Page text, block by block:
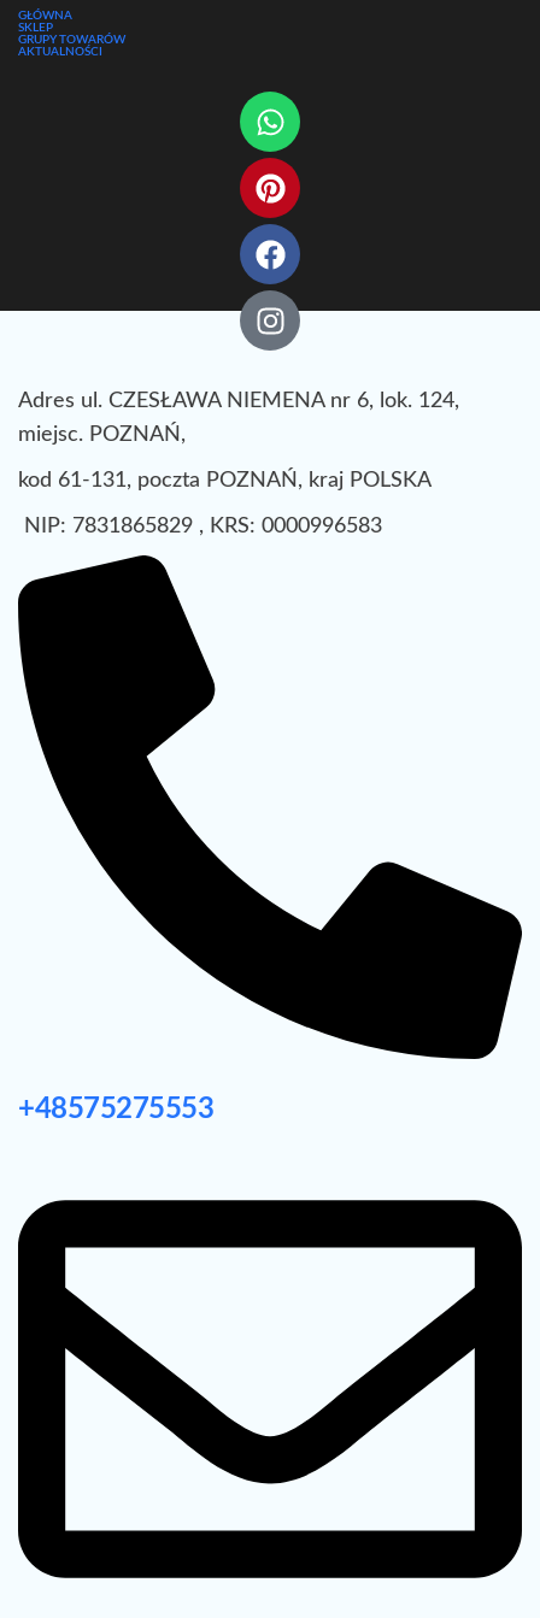
GŁÓWNA
SKLEP
GRUPY TOWARÓW
AKTUALNOŚCI
Adres ul. CZESŁAWA NIEMENA nr 6, lok. 124,
miejsc. POZNAŃ,
kod 61-131, poczta POZNAŃ, kraj POLSKA
NIP: 7831865829 , KRS: 0000996583
+48575275553